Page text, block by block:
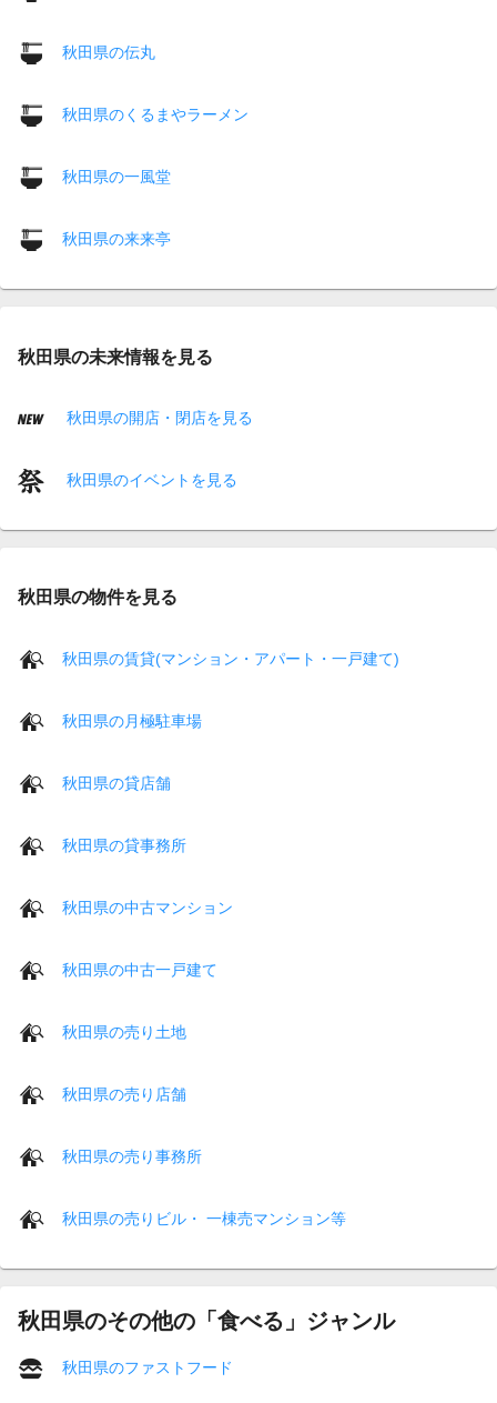
秋田県の伝丸
秋田県のくるまやラーメン
秋田県の一風堂
秋田県の来来亭
秋田県の未来情報を見る
秋田県の開店・閉店を見る
秋田県のイベントを見る
秋田県の物件を見る
秋田県の賃貸(マンション・アパート・一戸建て)
秋田県の月極駐車場
秋田県の貸店舗
秋田県の貸事務所
秋田県の中古マンション
秋田県の中古一戸建て
秋田県の売り土地
秋田県の売り店舗
秋田県の売り事務所
秋田県の売りビル・ 一棟売マンション等
秋田県のその他の「食べる」ジャンル
秋田県のファストフード